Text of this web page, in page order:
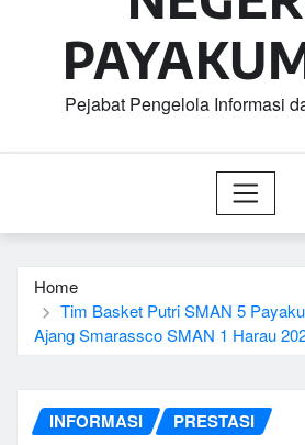
Pejabat Pengelola Informasi
Home
Tim Basket Putri SMAN 5
Ajang Smarassco SMAN 1 Harau
INFORMASI PRESTASI